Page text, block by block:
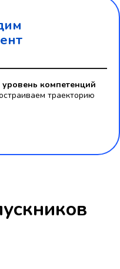
компетенций
траекторию